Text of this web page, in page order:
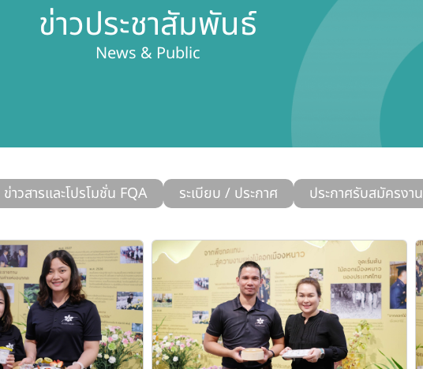
ข่าวประชาสัมพันธ์
News & Public
ข่าวสารและโปรโมชั่น FQA ระเบียบ / ประกาศ ประกาศรับสมัครงาน